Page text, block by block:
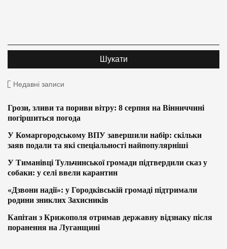
Недавні записи
Грози, зливи та пориви вітру: 8 серпня на Вінниччині
погіршиться погода
У Комаргородському ВПУ завершили набір: скільки
заяв подали та які спеціальності найпопулярніші
У Тиманівці Тульчинської громади підтвердили сказ у
собаки: у селі ввели карантин
«Дзвони надії»: у Городківській громаді підтримали
родини зниклих Захисників
Капітан з Крижополя отримав державну відзнаку після
поранення на Луганщині